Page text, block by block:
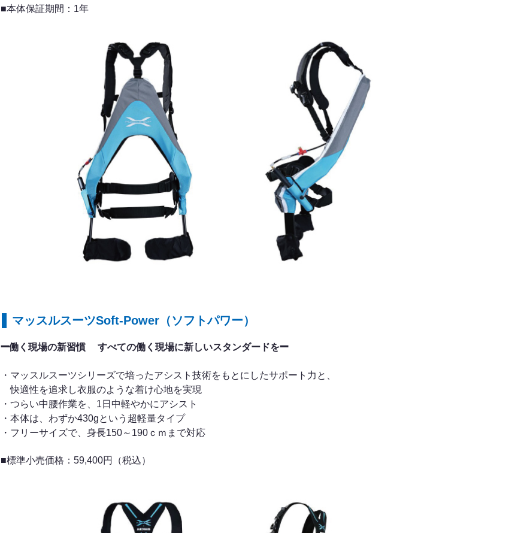
■本体保証期間：1年
マッスルスーツSoft-Power（ソフトパワー）
➖働く現場の新習慣 すべての働く現場に新しいスタンダードを➖
・マッスルスーツシリーズで培ったアシスト技術をもとにしたサポート⼒と、
快適性を追求し⾐服のような着け心地を実現
・つらい中腰作業を、1⽇中軽やかにアシスト
・本体は、わずか430gという超軽量タイプ
・フリーサイズで、身長150～190ｃｍまで対応
■標準小売価格：59,400円（税込）